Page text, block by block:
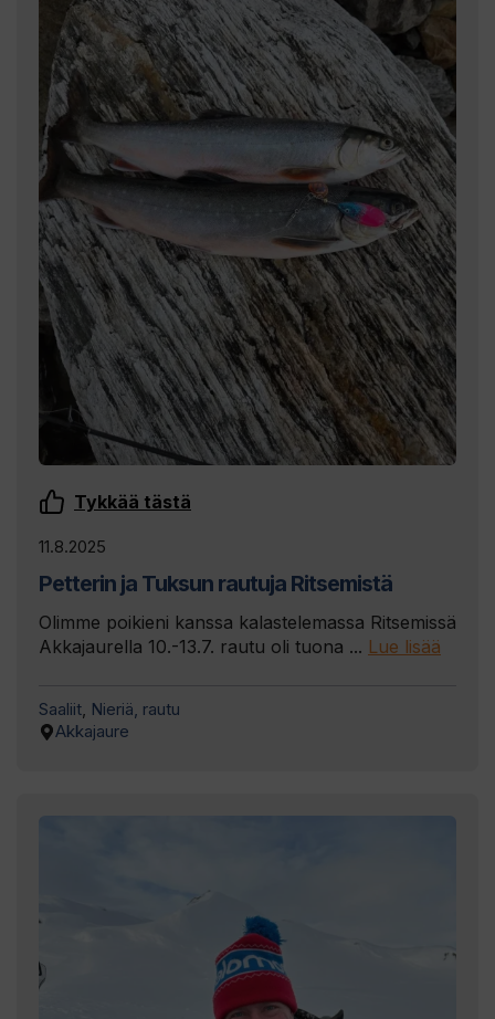
Tykkää tästä
11.8.2025
Petterin ja Tuksun rautuja Ritsemistä
Olimme poikieni kanssa kalastelemassa Ritsemissä
Akkajaurella 10.-13.7. rautu oli tuona ... Lue lisää
Saaliit Nieriä, rautu
Akkajaure